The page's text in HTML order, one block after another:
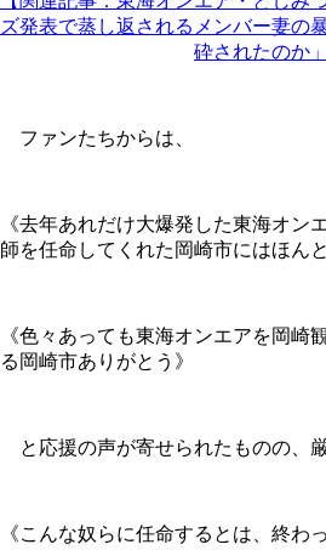
ズ発表で蒸し返されるメンバー妻の
砕されたのか」
ファンたちからは、
《去年あれだけ大爆発した東海オン
師を任命してくれた岡崎市にはほんと
《色々あっても東海オンエアを岡崎
る岡崎市ありがとう》
と応援の声が寄せられたものの、
《こんな奴らに任命するとは、終わ